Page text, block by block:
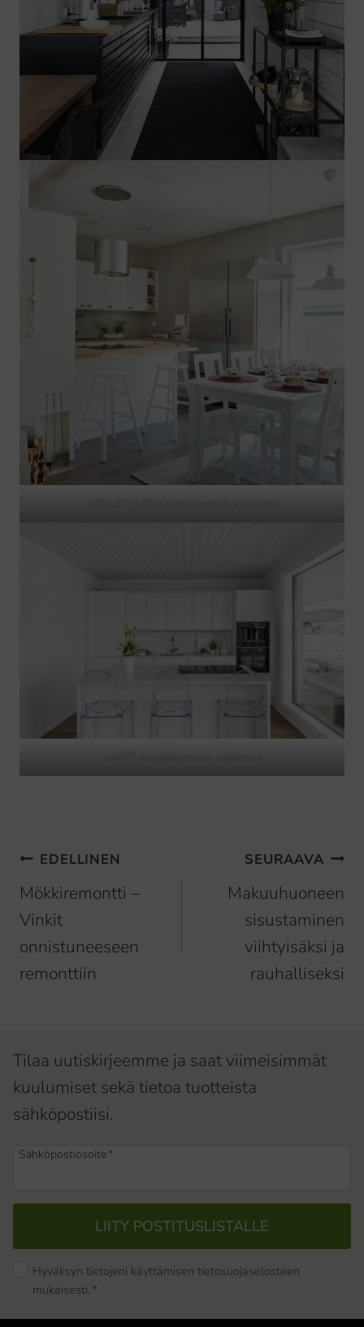
STRUKTUURI-sisustuspaneeli, valkoinen
KASTE-sisustuspaneeli, valkoinen
Artikkelien
selaus
EDELLINEN
Mökkiremontti –
Vinkit
onnistuneeseen
remonttiin
SEURAAVA
Makuuhuoneen
sisustaminen
viihtyisäksi ja
rauhalliseksi
Tilaa uutiskirjeemme ja saat viimeisimmät
kuulumiset sekä tietoa tuotteista
sähköpostiisi.
Sähköpostiosoite*
LIITY POSTITUSLISTALLE
Hyväksyn tietojeni käyttämisen tietosuojaselosteen
mukaisesti. *